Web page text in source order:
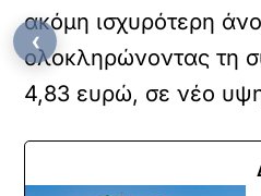
ακόμη ισχυρότερη
ολοκληρώνοντας τη
4,83 ευρώ, σε νέο
‹